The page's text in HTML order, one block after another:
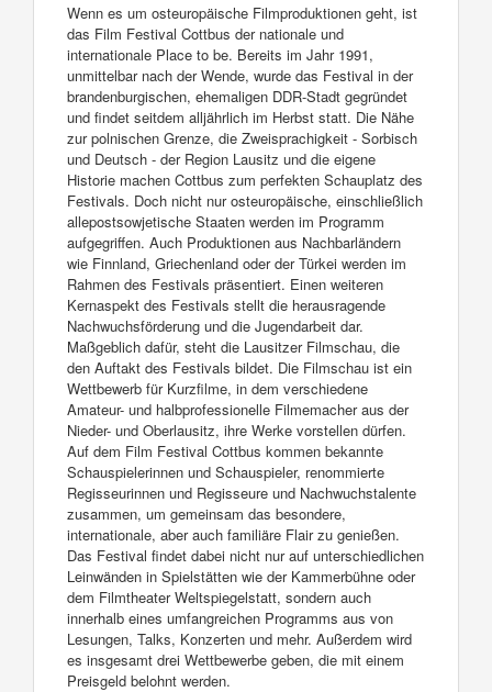
Wenn es um osteuropäische Filmproduktionen geht, ist
das Film Festival Cottbus der nationale und
internationale Place to be. Bereits im Jahr 1991,
unmittelbar nach der Wende, wurde das Festival in der
brandenburgischen, ehemaligen DDR-Stadt gegründet
und findet seitdem alljährlich im Herbst statt. Die Nähe
zur polnischen Grenze, die Zweisprachigkeit - Sorbisch
und Deutsch - der Region Lausitz und die eigene
Historie machen Cottbus zum perfekten Schauplatz des
Festivals. Doch nicht nur osteuropäische, einschließlich
allepostsowjetische Staaten werden im Programm
aufgegriffen. Auch Produktionen aus Nachbarländern
wie Finnland, Griechenland oder der Türkei werden im
Rahmen des Festivals präsentiert. Einen weiteren
Kernaspekt des Festivals stellt die herausragende
Nachwuchsförderung und die Jugendarbeit dar.
Maßgeblich dafür, steht die Lausitzer Filmschau, die
den Auftakt des Festivals bildet. Die Filmschau ist ein
Wettbewerb für Kurzfilme, in dem verschiedene
Amateur- und halbprofessionelle Filmemacher aus der
Nieder- und Oberlausitz, ihre Werke vorstellen dürfen.
Auf dem Film Festival Cottbus kommen bekannte
Schauspielerinnen und Schauspieler, renommierte
Regisseurinnen und Regisseure und Nachwuchstalente
zusammen, um gemeinsam das besondere,
internationale, aber auch familiäre Flair zu genießen.
Das Festival findet dabei nicht nur auf unterschiedlichen
Leinwänden in Spielstätten wie der Kammerbühne oder
dem Filmtheater Weltspiegelstatt, sondern auch
innerhalb eines umfangreichen Programms aus von
Lesungen, Talks, Konzerten und mehr. Außerdem wird
es insgesamt drei Wettbewerbe geben, die mit einem
Preisgeld belohnt werden.